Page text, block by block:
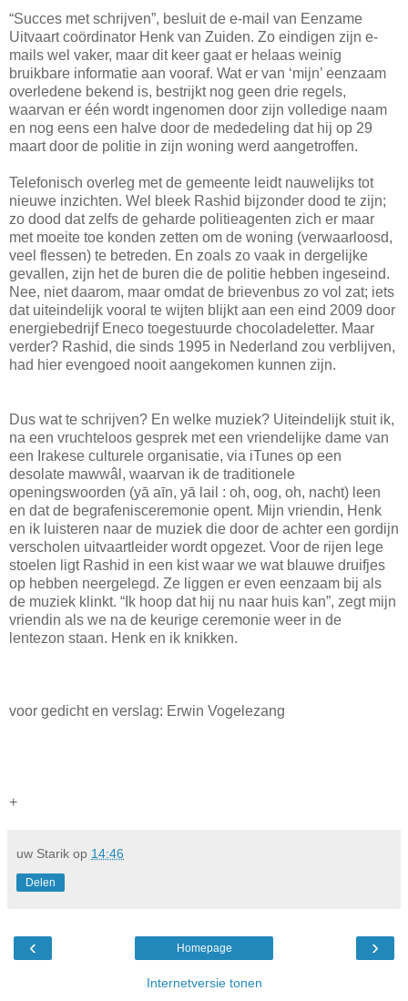
“Succes met schrijven”, besluit de e-mail van Eenzame
Uitvaart coördinator Henk van Zuiden. Zo eindigen zijn e-
mails wel vaker, maar dit keer gaat er helaas weinig
bruikbare informatie aan vooraf. Wat er van ‘mijn’ eenzaam
overledene bekend is, bestrijkt nog geen drie regels,
waarvan er één wordt ingenomen door zijn volledige naam
en nog eens een halve door de mededeling dat hij op 29
maart door de politie in zijn woning werd aangetroffen.
Telefonisch overleg met de gemeente leidt nauwelijks tot
nieuwe inzichten. Wel bleek Rashid bijzonder dood te zijn;
zo dood dat zelfs de geharde politieagenten zich er maar
met moeite toe konden zetten om de woning (verwaarloosd,
veel flessen) te betreden. En zoals zo vaak in dergelijke
gevallen, zijn het de buren die de politie hebben ingeseind.
Nee, niet daarom, maar omdat de brievenbus zo vol zat; iets
dat uiteindelijk vooral te wijten blijkt aan een eind 2009 door
energiebedrijf Eneco toegestuurde chocoladeletter. Maar
verder? Rashid, die sinds 1995 in Nederland zou verblijven,
had hier evengoed nooit aangekomen kunnen zijn.
Dus wat te schrijven? En welke muziek? Uiteindelijk stuit ik,
na een vruchteloos gesprek met een vriendelijke dame van
een Irakese culturele organisatie, via iTunes op een
desolate mawwâl, waarvan ik de traditionele
openingswoorden (yā aīn, yā lail : oh, oog, oh, nacht) leen
en dat de begrafenisceremonie opent. Mijn vriendin, Henk
en ik luisteren naar de muziek die door de achter een gordijn
verscholen uitvaartleider wordt opgezet. Voor de rijen lege
stoelen ligt Rashid in een kist waar we wat blauwe druifjes
op hebben neergelegd. Ze liggen er even eenzaam bij als
de muziek klinkt. “Ik hoop dat hij nu naar huis kan”, zegt mijn
vriendin als we na de keurige ceremonie weer in de
lentezon staan. Henk en ik knikken.
voor gedicht en verslag: Erwin Vogelezang
+
uw Starik op 14:46
Delen
‹ ›
Homepage
Internetversie tonen